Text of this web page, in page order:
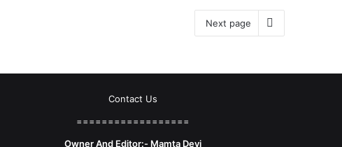
Next page
Contact Us
==================
Owner And Editor:- Mamta Devi